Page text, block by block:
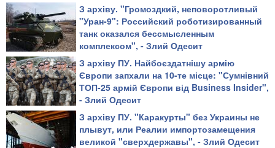
З архіву. "Громоздкий, неповоротливый
"Уран-9": Российский роботизированный
танк оказался бессмысленным
комплексом", - Злий Одесит
З архіву ПУ. Найбоєздатнішу армію
Європи запхали на 10-те місце: "Сумнівний
ТОП-25 армій Європи від Business Insider",
- Злий Одесит
З архіву ПУ. "Каракурты" без Украины не
плывут, или Реалии импортозамещения
великой "сверхдержавы", - Злий Одесит